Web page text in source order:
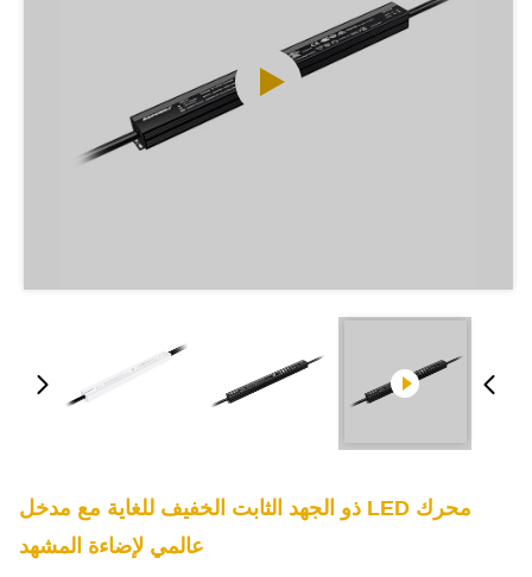
محرك LED ذو الجهد الثابت الخفيف للغاية مع مدخل
عالمي لإضاءة المشهد